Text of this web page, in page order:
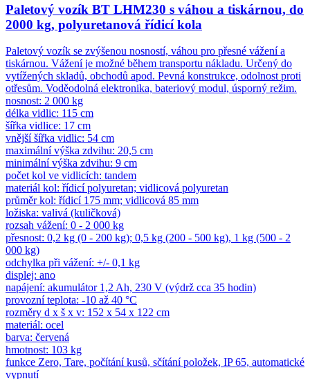
Paletový vozík BT LHM230 s váhou a tiskárnou, do
2000 kg, polyuretanová řídicí kola
Paletový vozík se zvýšenou nosností, váhou pro přesné vážení a
tiskárnou. Vážení je možné během transportu nákladu. Určený do
vytížených skladů, obchodů apod. Pevná konstrukce, odolnost proti
otřesům. Voděodolná elektronika, bateriový modul, úsporný režim.
nosnost: 2 000 kg
délka vidlic: 115 cm
šířka vidlice: 17 cm
vnější šířka vidlic: 54 cm
maximální výška zdvihu: 20,5 cm
minimální výška zdvihu: 9 cm
počet kol ve vidlicích: tandem
materiál kol: řídicí polyuretan; vidlicová polyuretan
průměr kol: řídicí 175 mm; vidlicová 85 mm
ložiska: valivá (kuličková)
rozsah vážení: 0 - 2 000 kg
přesnost: 0,2 kg (0 - 200 kg); 0,5 kg (200 - 500 kg), 1 kg (500 - 2
000 kg)
odchylka při vážení: +/- 0,1 kg
displej: ano
napájení: akumulátor 1,2 Ah, 230 V (výdrž cca 35 hodin)
provozní teplota: -10 až 40 °C
rozměry d x š x v: 152 x 54 x 122 cm
materiál: ocel
barva: červená
hmotnost: 103 kg
funkce Zero, Tare, počítání kusů, sčítání položek, IP 65, automatické
vypnutí